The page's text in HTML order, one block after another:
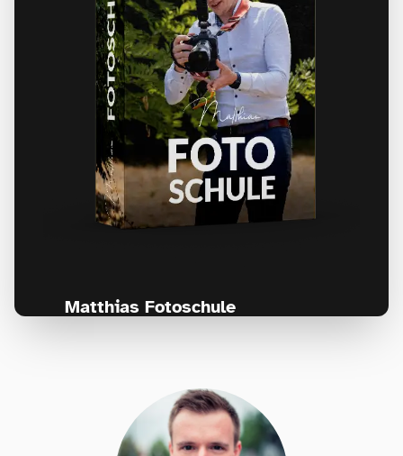
Matthias Fotoschule